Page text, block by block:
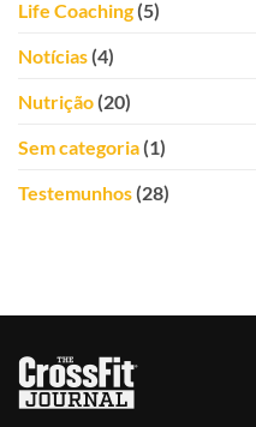
Life Coaching (5)
Notícias (4)
Nutrição (20)
Sem categoria (1)
Testemunhos (28)